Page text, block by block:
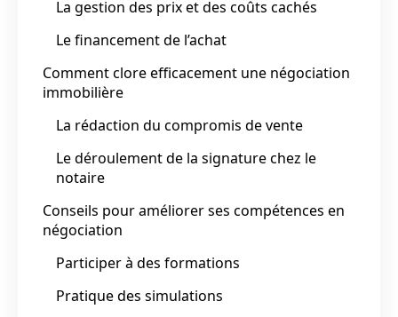
La gestion des prix et des coûts cachés
Le financement de l’achat
Comment clore efficacement une négociation
immobilière
La rédaction du compromis de vente
Le déroulement de la signature chez le
notaire
Conseils pour améliorer ses compétences en
négociation
Participer à des formations
Pratique des simulations